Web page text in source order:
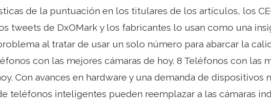
de la puntuación en los titulares de los artículos, los
tweets de DxOMark y los fabricantes lo usan como una
al tratar de usar un solo número para abarcar la
con las mejores cámaras de hoy. 8 Teléfonos con las
Con avances en hardware y una demanda de dispositivos
teléfonos inteligentes pueden reemplazar a las cámaras